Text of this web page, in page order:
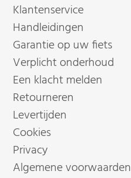
Klantenservice
Handleidingen
Garantie op uw fiets
Verplicht onderhoud
Een klacht melden
Retourneren
Levertijden
Cookies
Privacy
Algemene voorwaarden